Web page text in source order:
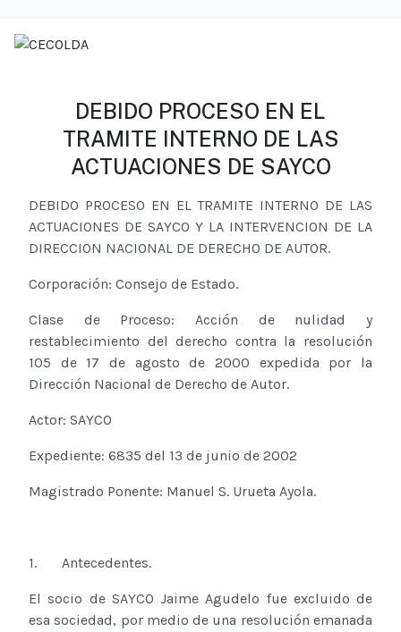
DEBIDO PROCESO EN EL
TRAMITE INTERNO DE LAS
ACTUACIONES DE SAYCO
DEBIDO PROCESO EN EL TRAMITE INTERNO DE LAS
ACTUACIONES DE SAYCO Y LA INTERVENCION DE LA
DIRECCION NACIONAL DE DERECHO DE AUTOR.
Corporación: Consejo de Estado.
Clase de Proceso: Acción de nulidad y
restablecimiento del derecho contra la resolución
105 de 17 de agosto de 2000 expedida por la
Dirección Nacional de Derecho de Autor.
Actor: SAYCO
Expediente: 6835 del 13 de junio de 2002
Magistrado Ponente: Manuel S. Urueta Ayola.
1. Antecedentes.
El socio de SAYCO Jaime Agudelo fue excluido de
esa sociedad, por medio de una resolución emanada